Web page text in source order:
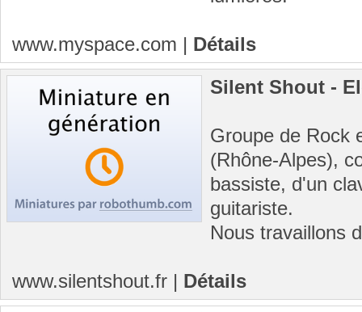
www.myspace.com | Détails
Silent Shout -
Groupe de Rock
(Rhône-Alpes),
bassiste, d'un
guitariste.
Nous travaillons
www.silentshout.fr | Détails